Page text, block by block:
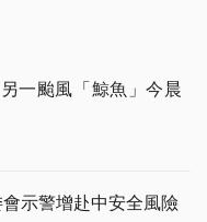
一颱風「鯨魚」今晨
示警增赴中安全風險